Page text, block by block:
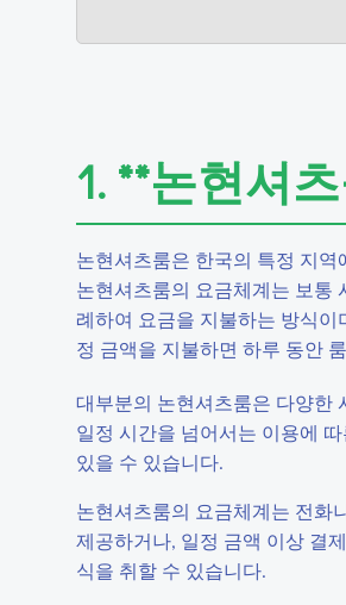
1. **논현셔
논현셔츠룸은 한국의 특정 지
논현셔츠룸의 요금체계는 보통
례하여 요금을 지불하는 방식
정 금액을 지불하면 하루 동안
대부분의 논현셔츠룸은 다양한
일정 시간을 넘어서는 이용에
있을 수 있습니다.
논현셔츠룸의 요금체계는 전화
제공하거나, 일정 금액 이상 결
식을 취할 수 있습니다.